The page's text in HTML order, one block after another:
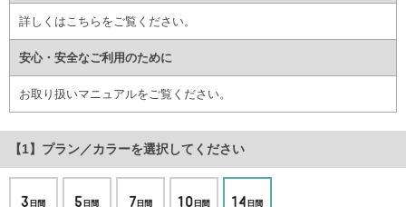
詳しくはこちら をご覧ください。
安心・安全なご利用のために
お取り扱いマニュアルをご覧ください。
プラン／カラーを選択してください